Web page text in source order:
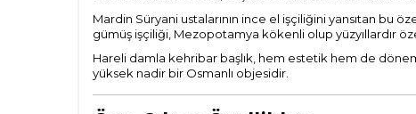
Mardin Süryani ustalarının ince el işçiliğini yansıtan bu
gümüş işçiliği, Mezopotamya kökenli olup yüzyıllardır
Hareli damla kehribar başlık, hem estetik hem de
yüksek nadir bir Osmanlı objesidir.